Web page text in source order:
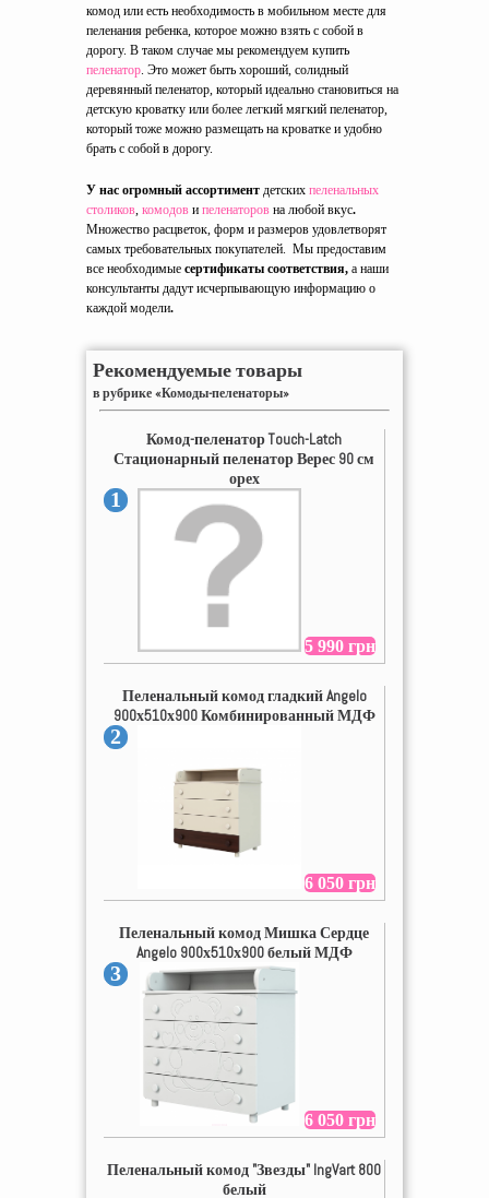
комод или есть необходимость в мобильном месте для
пеленания ребенка, которое можно взять с собой в
дорогу. В таком случае мы рекомендуем купить
пеленатор. Это может быть хороший, солидный
деревянный пеленатор, который идеально становиться на
детскую кроватку или более легкий мягкий пеленатор,
который тоже можно размещать на кроватке и удобно
брать с собой в дорогу.
У нас огромный ассортимент детских пеленальных
столиков, комодов и пеленаторов на любой вкус.
Множество расцветок, форм и размеров удовлетворят
самых требовательных покупателей. Мы предоставим
все необходимые сертификаты соответствия, а наши
консультанты дадут исчерпывающую информацию о
каждой модели.
Рекомендуемые товары
в рубрике «Комоды-пеленаторы»
Комод-пеленатор Touch-Latch
Стационарный пеленатор Верес 90 см
орех
1
5 990 грн
Пеленальный комод гладкий Angelo
900х510х900 Комбинированный МДФ
2
6 050 грн
Пеленальный комод Мишка Сердце
Angelo 900х510х900 белый МДФ
3
6 050 грн
Пеленальный комод "Звезды" IngVart 800
белый